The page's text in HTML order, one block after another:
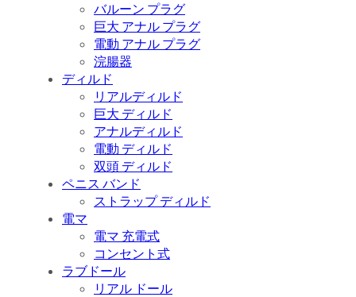
バルーン プラグ
巨大 アナル プラグ
電動 アナル プラグ
浣腸器
ディルド
リアルディルド
巨大 ディルド
アナルディルド
電動 ディルド
双頭 ディルド
ペニス バンド
ストラップ ディルド
電マ
電マ 充電式
コンセント式
ラブドール
リアル ドール